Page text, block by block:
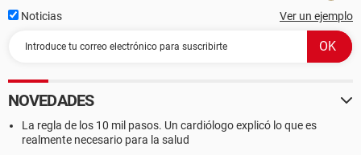
Noticias Ver un ejemplo
NOVEDADES
La regla de los 10 mil pasos. Un cardiólogo explicó lo que es
realmente necesario para la salud